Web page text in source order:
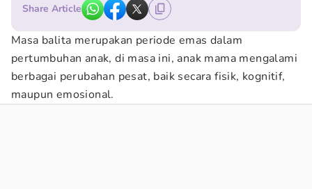
Share Article
Masa balita merupakan periode emas dalam
pertumbuhan anak, di masa ini, anak mama mengalami
berbagai perubahan pesat, baik secara fisik, kognitif,
maupun emosional.